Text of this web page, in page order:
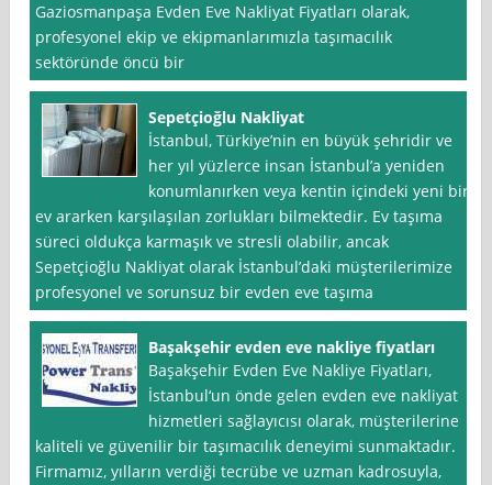
Gaziosmanpaşa Evden Eve Nakliyat Fiyatları olarak,
profesyonel ekip ve ekipmanlarımızla taşımacılık
sektöründe öncü bir
Sepetçioğlu Nakliyat
İstanbul, Türkiye’nin en büyük şehridir ve
her yıl yüzlerce insan İstanbul’a yeniden
konumlanırken veya kentin içindeki yeni bir
ev ararken karşılaşılan zorlukları bilmektedir. Ev taşıma
süreci oldukça karmaşık ve stresli olabilir, ancak
Sepetçioğlu Nakliyat olarak İstanbul’daki müşterilerimize
profesyonel ve sorunsuz bir evden eve taşıma
Başakşehir evden eve nakliye fiyatları
Başakşehir Evden Eve Nakliye Fiyatları,
İstanbul‘un önde gelen evden eve nakliyat
hizmetleri sağlayıcısı olarak, müşterilerine
kaliteli ve güvenilir bir taşımacılık deneyimi sunmaktadır.
Firmamız, yılların verdiği tecrübe ve uzman kadrosuyla,